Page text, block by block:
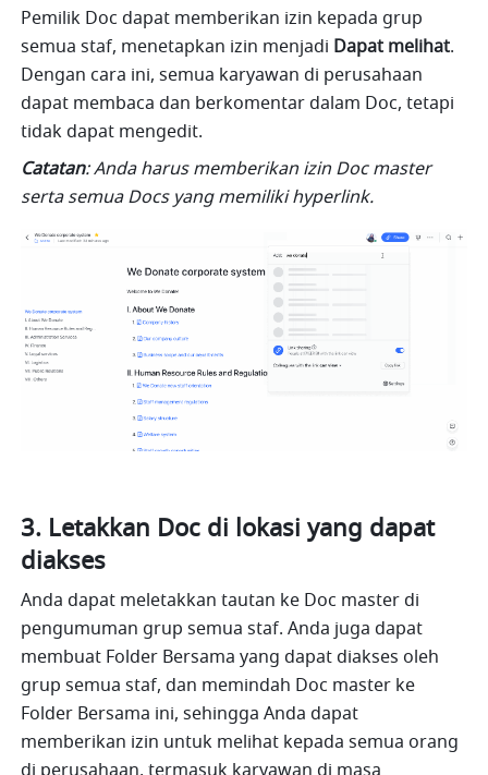
Pemilik Doc dapat memberikan izin kepada grup
semua staf, menetapkan izin menjadi Dapat melihat.
Dengan cara ini, semua karyawan di perusahaan
dapat membaca dan berkomentar dalam Doc, tetapi
tidak dapat mengedit.
Catatan: Anda harus memberikan izin Doc master
serta semua Docs yang memiliki hyperlink.
3. Letakkan Doc di lokasi yang dapat
diakses
Anda dapat meletakkan tautan ke Doc master di
pengumuman grup semua staf. Anda juga dapat
membuat Folder Bersama yang dapat diakses oleh
grup semua staf, dan memindah Doc master ke
Folder Bersama ini, sehingga Anda dapat
memberikan izin untuk melihat kepada semua orang